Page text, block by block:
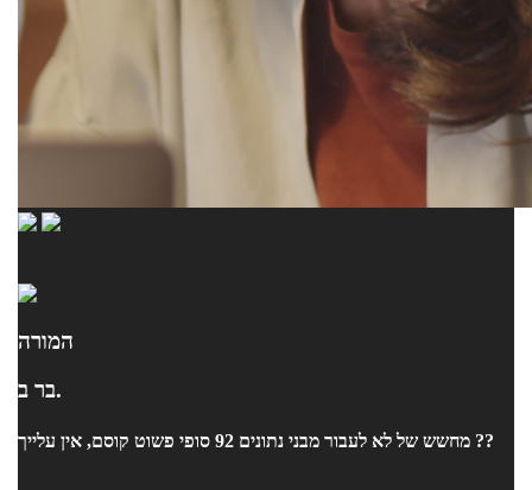
המורה
בר ב.
מחשש של לא לעבור מבני נתונים 92 סופי פשוט קוסם, אין עלייך ??